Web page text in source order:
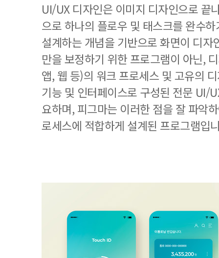
UI/UX 디자인은 이미지 디자인으로 끝
으로 하나의 플로우 및 태스크를 완수
설계하는 개념을 기반으로 화면이 디자
만을 보정하기 위한 프로그램이 아닌,
앱, 웹 등)의 워크 프로세스 및 고유의
기능 및 인터페이스로 구성된 전문 UI/
요하며, 피그마는 이러한 점을 잘 파악
로세스에 적합하게 설계된 프로그램입